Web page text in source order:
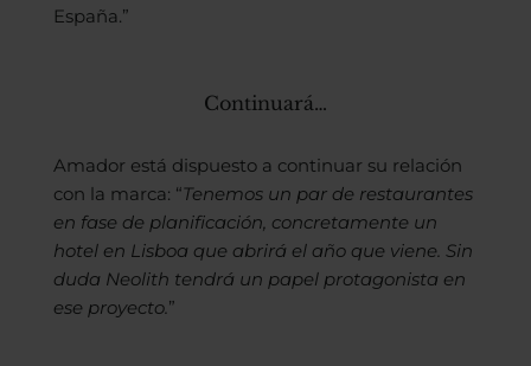
España.”
Continuará…
Amador está dispuesto a continuar su relación
con la marca: “Tenemos un par de restaurantes
en fase de planificación, concretamente un
hotel en Lisboa que abrirá el año que viene. Sin
duda Neolith tendrá un papel protagonista en
ese proyecto.”